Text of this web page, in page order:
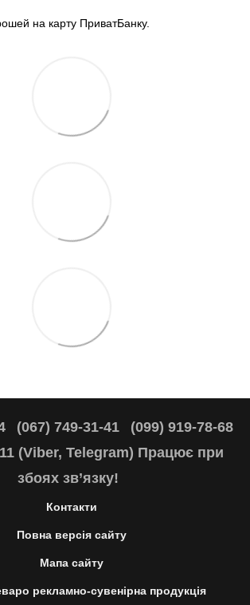
на карту ПриватБанку.
(067) 749-31-41
(099) 919-78-68
(Viber, Telegram) Працює при
збоях зв’язку!
Контакти
Повна версія сайту
Мапа сайту
рекламно-сувенірна продукція